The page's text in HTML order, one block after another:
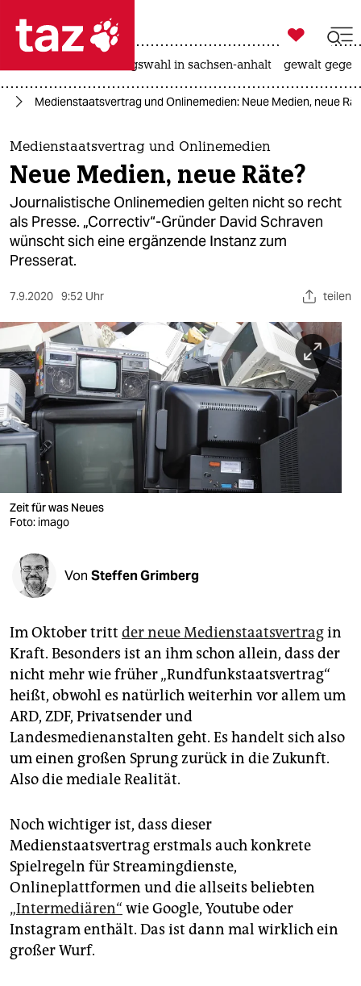
 taz zahl ich
taz zahl ich
themen
politik
öko
gesellschaft
kultur
sport
berlin
nord
wahrheit
verlag
verlag
shop
fragen & hilfe
unterstützen
abo
genossenschaft
epaper login

taz zahl ich
landtagswahl in sachsen-anhalt gewalt
Medienstaatsvertrag und Onlinemedien: Neue Medien, neue
Medienstaatsvertrag und Onlinemedien
Neue Medien, neue Räte?
Journalistische Onlinemedien gelten nicht so recht
als Presse. „Correctiv“-Gründer David Schraven
wünscht sich eine ergänzende Instanz zum
Presserat.
7.9.2020 9:52 Uhr teilen
Zeit für was Neues
Foto: imago
Von Steffen Grimberg
Im Oktober tritt der neue Medienstaatsvertragin
Kraft. Besonders ist an ihm schon allein, dass der
nicht mehr wie früher „Rundfunkstaatsvertrag“
heißt, obwohl es natürlich weiterhin vor allem um
ARD, ZDF, Privatsender und
Landesmedienanstalten geht. Es handelt sich also
um einen großen Sprung zurück in die Zukunft.
Also die mediale Realität.
Noch wichtiger ist, dass dieser
Medienstaatsvertrag erstmals auch konkrete
Spielregeln für Streamingdienste,
Onlineplattformen und die allseits beliebten
„Intermediären“ wie Google, Youtube oder
Instagram enthält. Das ist dann mal wirklich ein
großer Wurf.